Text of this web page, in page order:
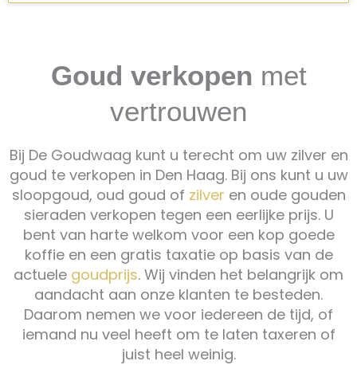
Goud verkopen met
vertrouwen
Bij De Goudwaag kunt u terecht om uw zilver en
goud te verkopen in Den Haag. Bij ons kunt u uw
sloopgoud, oud goud of zilver en oude gouden
sieraden verkopen tegen een eerlijke prijs. U
bent van harte welkom voor een kop goede
koffie en een gratis taxatie op basis van de
actuele goudprijs. Wij vinden het belangrijk om
aandacht aan onze klanten te besteden.
Daarom nemen we voor iedereen de tijd, of
iemand nu veel heeft om te laten taxeren of
juist heel weinig.